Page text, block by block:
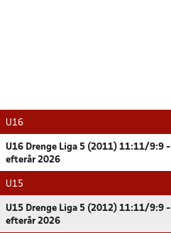
U16
U16 Drenge Liga 5 (2011) 11:11/9:9 -
efterår 2026
U15
U15 Drenge Liga 5 (2012) 11:11/9:9 -
efterår 2026